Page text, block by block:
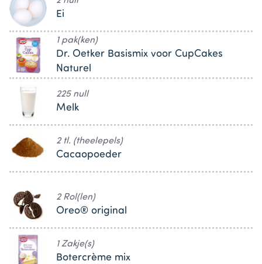
Ei
1 pak(ken)
Dr. Oetker Basismix voor CupCakes
Naturel
225 null
Melk
2 tl. (theelepels)
Cacaopoeder
2 Rol(len)
Oreo® original
1 Zakje(s)
Botercrème mix